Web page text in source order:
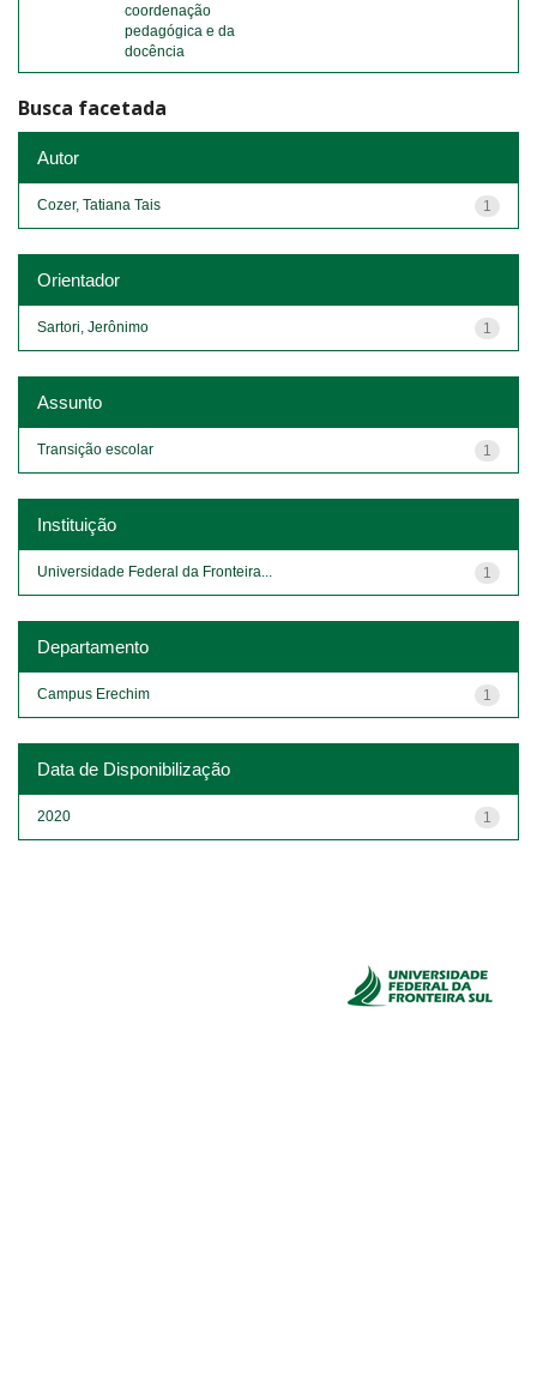
coordenação
pedagógica e da
docência
Busca facetada
Autor
1
Cozer, Tatiana Tais
Orientador
1
Sartori, Jerônimo
Assunto
1
Transição escolar
Instituição
1
Universidade Federal da Fronteira...
Departamento
1
Campus Erechim
Data de Disponibilização
1
2020